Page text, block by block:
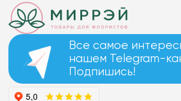
Все самое
нашем Telegram-
Подпишись!